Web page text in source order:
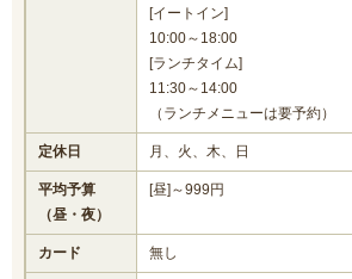
[イートイン]
10:00～18:00
[ランチタイム]
11:30～14:00
（ランチメニューは要予約）
定休日 月、火、木、日
平均予算
（昼・夜）
[昼]～999円
カード 無し